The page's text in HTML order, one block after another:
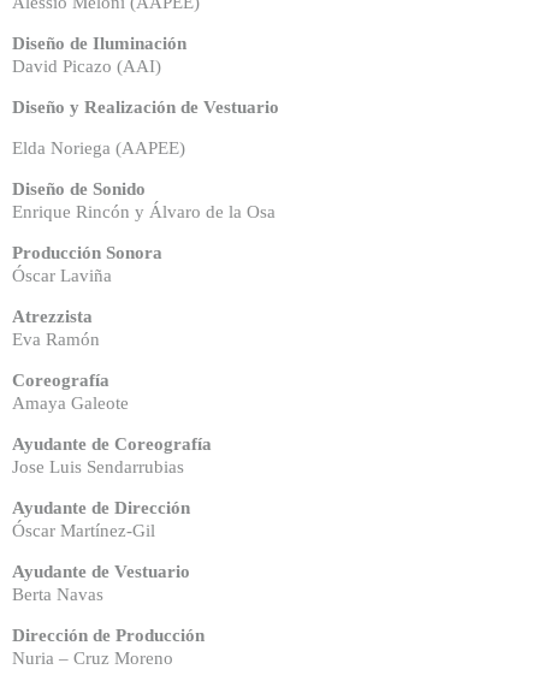
Diseño de Iluminación
David Picazo (AAI)
Diseño y Realización de Vestuario
Elda Noriega (AAPEE)
Diseño de Sonido
Enrique Rincón y Álvaro de la Osa
Producción Sonora
Óscar Laviña
Atrezzista
Eva Ramón
Coreografía
Amaya Galeote
Ayudante de Coreografía
Jose Luis Sendarrubias
Ayudante de Dirección
Óscar Martínez-Gil
Ayudante de Vestuario
Berta Navas
Dirección de Producción
Nuria – Cruz Moreno